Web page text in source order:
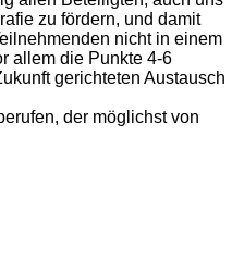
zu fördern, und damit
nicht in einem
allem die Punkte 4-6
gerichteten Austausch
der möglichst von